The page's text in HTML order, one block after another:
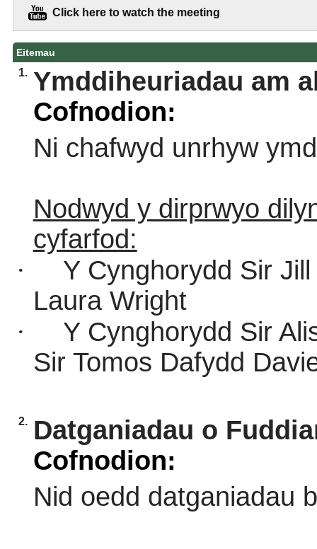
Click here to watch the meeting
Eitemau
1. Ymddiheuriadau am
Cofnodion:
Ni chafwyd unrhyw
Nodwyd y dirprwyo
cyfarfod:
·
Y Cynghorydd Sir
Laura Wright
·
Y Cynghorydd Sir
Sir Tomos Dafydd
2.
Datganiadau o
Cofnodion:
Nid oedd datganiadau